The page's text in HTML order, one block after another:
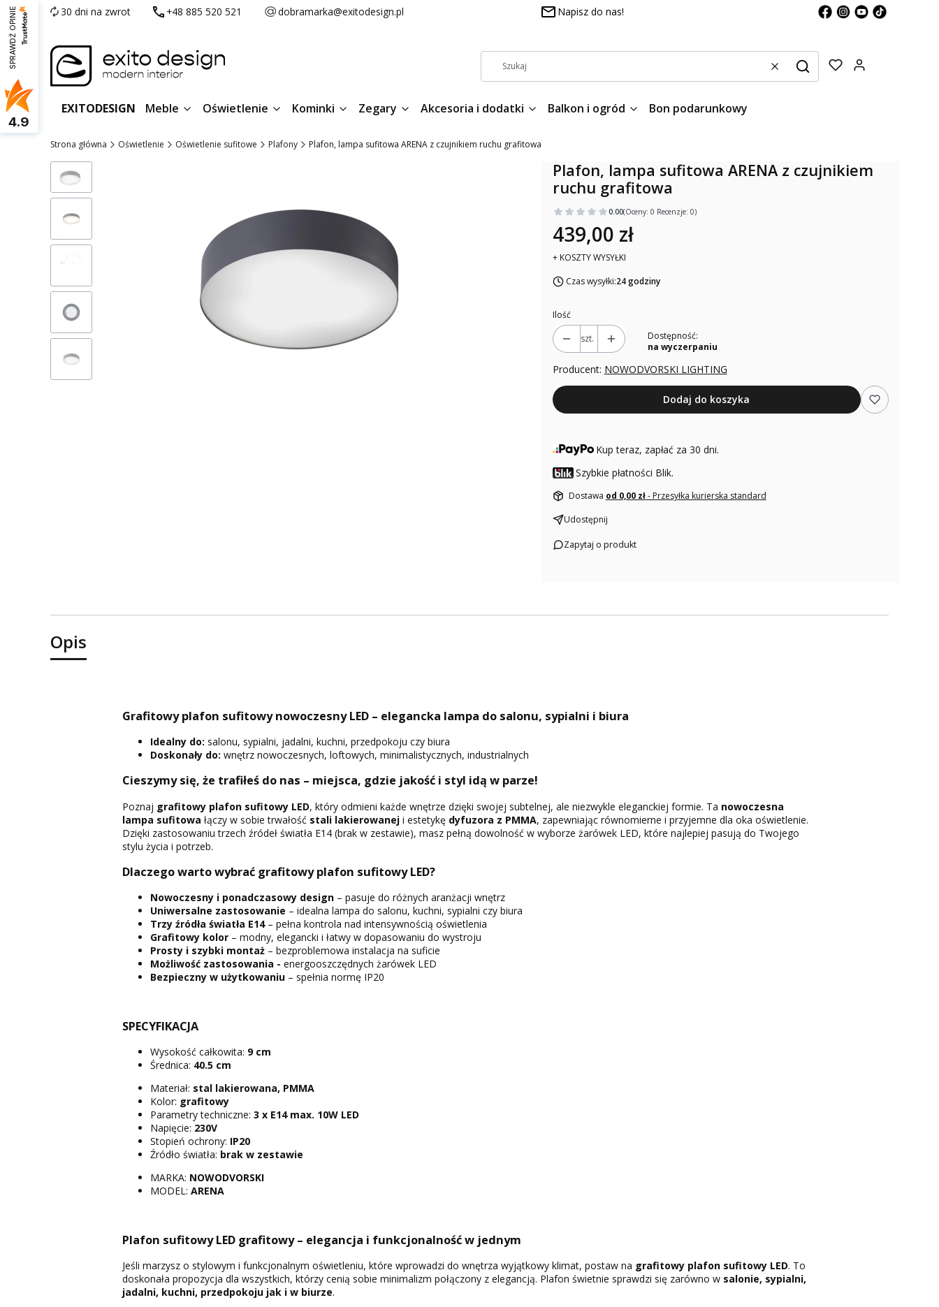
30 dni na zwrot +48 885 520 521 dobramarka@exitodesign.pl Napisz do nas!
WyczyśćSzukaj
EXITODESIGN Meble Oświetlenie Kominki Zegary Akcesoria i dodatki Balkon i ogród Bon podarunkowy
Strona główna Oświetlenie Oświetlenie sufitowe Plafony Plafon, lampa sufitowa ARENA z czujnikiem ruchu grafitowa
Plafon, lampa sufitowa ARENA z czujnikiem
ruchu grafitowa
0.00(Oceny: 0 Recenzje: 0)
439,00 zł
+ KOSZTY WYSYŁKI
Czas wysyłki:24 godziny
Ilość
szt.
Dostępność:
na wyczerpaniu
Producent: NOWODVORSKI LIGHTING
Dodaj do koszyka
Kup teraz, zapłać za 30 dni.
Szybkie płatności Blik.
Dostawa od 0,00 zł- Przesyłka kurierska standard
Udostępnij
Zapytaj o produkt
Opis
Grafitowy plafon sufitowy nowoczesny LED – elegancka lampa do salonu, sypialni i biura
Idealny do: salonu, sypialni, jadalni, kuchni, przedpokoju czy biura
Doskonały do: wnętrz nowoczesnych, loftowych, minimalistycznych, industrialnych
Cieszymy się, że trafiłeś do nas – miejsca, gdzie jakość i styl idą w parze!
Poznaj grafitowy plafon sufitowy LED, który odmieni każde wnętrze dzięki swojej subtelnej, ale niezwykle eleganckiej formie. Ta nowoczesna
lampa sufitowa łączy w sobie trwałość stali lakierowaneji estetykę dyfuzora z PMMA, zapewniając równomierne i przyjemne dla oka oświetlenie.
Dzięki zastosowaniu trzech źródeł światła E14 (brak w zestawie), masz pełną dowolność w wyborze żarówek LED, które najlepiej pasują do Twojego
stylu życia i potrzeb.
Dlaczego warto wybrać grafitowy plafon sufitowy LED?
Nowoczesny i ponadczasowy design– pasuje do różnych aranżacji wnętrz
Uniwersalne zastosowanie – idealna lampa do salonu, kuchni, sypialni czy biura
Trzy źródła światła E14– pełna kontrola nad intensywnością oświetlenia
Grafitowy kolor – modny, elegancki i łatwy w dopasowaniu do wystroju
Prosty i szybki montaż– bezproblemowa instalacja na suficie
Możliwość zastosowania - energooszczędnych żarówek LED
Bezpieczny w użytkowaniu– spełnia normę IP20
SPECYFIKACJA
Wysokość całkowita: 9 cm
Średnica: 40.5 cm
Materiał: stal lakierowana, PMMA
Kolor: grafitowy
Parametry techniczne: 3 x E14 max. 10W LED
Napięcie: 230V
Stopień ochrony: IP20
Źródło światła: brak w zestawie
MARKA: NOWODVORSKI
MODEL: ARENA
Plafon sufitowy LED grafitowy – elegancja i funkcjonalność w jednym
Jeśli marzysz o stylowym i funkcjonalnym oświetleniu, które wprowadzi do wnętrza wyjątkowy klimat, postaw na grafitowy plafon sufitowy LED. To
doskonała propozycja dla wszystkich, którzy cenią sobie minimalizm połączony z elegancją. Plafon świetnie sprawdzi się zarówno w salonie, sypialni,
jadalni, kuchni, przedpokoju jak i w biurze.
SPRAWDŹ OPINIE
4.9